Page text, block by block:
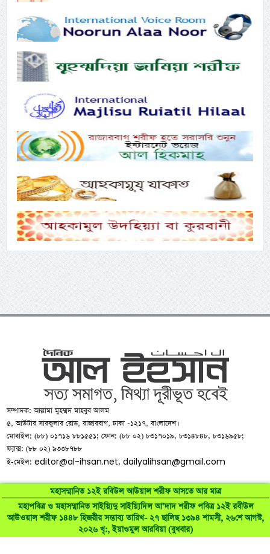
মহাসম্মানিত ১২ই রবিউল আউয়াল শরীফ আসতে আর মাত্র
মহাপবিত্র ও মহাসম্মানিত সাইয়্যিদু সাইয়্যিদিল আ’দাদ শরীফ পবিত্র ১২ই রবীউল
আউওয়াল শরীফ ১৪৪৮ হিজরীর সম্ভাব্য তারিখ- ২৭ ছালিছ ১৩৯৪ শামসী, ২৬শে আগস্ট,
২০২৬ খৃ:, ইয়াওমুল আরবিয়া (বুধবার)
সম্পাদক: আল্লামা মুহম্মদ মাহবুব আলম
৫, আউটার সারকুলার রোড, রাজারবাগ, ঢাকা -১২১৭, বাংলাদেশ।
মোবাইল: (৮৮) ০১৭১৬ ৮৮১৫৫১; ফোন: (৮৮ ০২) ৮৩১৭০১৯, ৮৩১৪৮৪৮, ৮৩১৬৯৫৮;
ফ্যাক্স: (৮৮ ০২) ৯৩৩৮৭৮৮
ই-মেইল:editor@al-ihsan.net,dailyalihsan@gmail.com
©al-ihsan.net2007-2026. All Rights Reserved | Developed by:
RAAJRANI Technologies